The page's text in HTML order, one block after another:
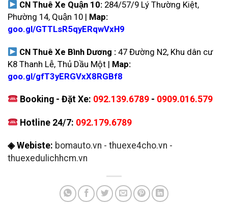
CN Thuê Xe Quận 10: 284/57/9 Lý Thường Kiệt,
Phường 14, Quận 10 | Map:
goo.gl/GTTLsR5qyERqwVxH9
CN Thuê Xe Bình Dương :47 Đường N2, Khu dân cư
K8 Thanh Lễ, Thủ Dầu Một | Map:
goo.gl/gfT3yERGVxX8RGBf8
Booking - Đặt Xe: 092.139.6789 - 0909.016.579
Hotline 24/7: 092.179.6789
◈ Webiste: bomauto.vn - thuexe4cho.vn -
thuexedulichhcm.vn